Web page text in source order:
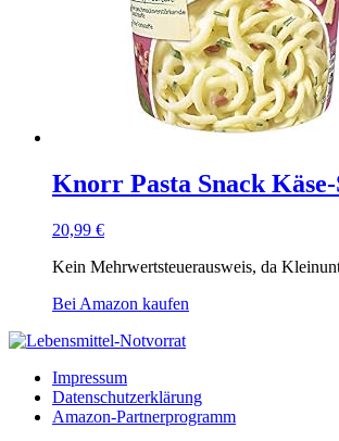
Knorr Pasta Snack
20,99 €
Kein Mehrwertsteuerausweis, da
Bei Amazon kaufen
Impressum
Datenschutzerklärung
Amazon-Partnerprogramm